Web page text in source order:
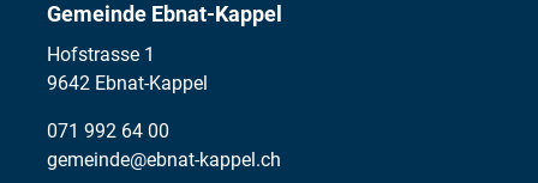
Gemeinde Ebnat-Kappel
Hofstrasse 1
9642 Ebnat-Kappel
071 992 64 00
gemeinde@ebnat-kappel.ch